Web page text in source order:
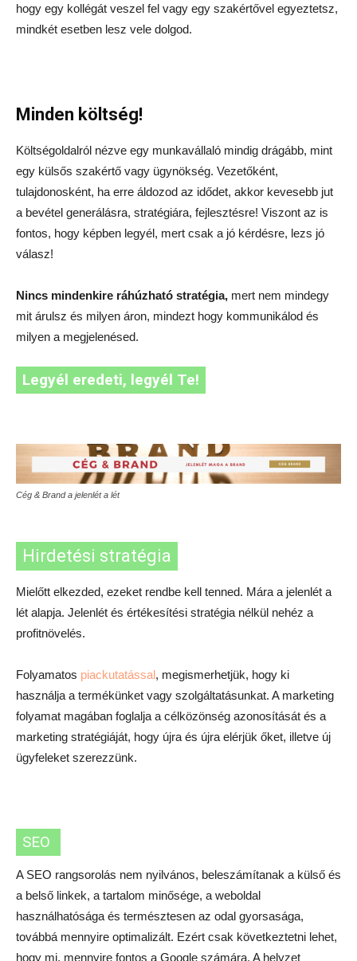
hogy egy kollégát veszel fel vagy egy szakértővel egyeztetsz,
mindkét esetben lesz vele dolgod.
Minden költség!
Költségoldalról nézve egy munkavállaló mindig drágább, mint
egy külsős szakértő vagy ügynökség. Vezetőként,
tulajdonosként, ha erre áldozod az idődet, akkor kevesebb jut
a bevétel generálásra, stratégiára, fejlesztésre! Viszont az is
fontos, hogy képben legyél, mert csak a jó kérdésre, lezs jó
válasz!
Nincs mindenkire ráhúzható stratégia, mert nem mindegy
mit árulsz és milyen áron, mindezt hogy kommunikálod és
milyen a megjelenésed.
Legyél eredeti, legyél Te!
Cég & Brand a jelenlét a lét
Hirdetési stratégia
Mielőtt elkezded, ezeket rendbe kell tenned. Mára a jelenlét a
lét alapja. Jelenlét és értékesítési stratégia nélkül nehéz a
profitnövelés.
Folyamatos piackutatással, megismerhetjük, hogy ki
használja a termékünket vagy szolgáltatásunkat. A marketing
folyamat magában foglalja a célközönség azonosítását és a
marketing stratégiáját, hogy újra és újra elérjük őket, illetve új
ügyfeleket szerezzünk.
SEO
A SEO rangsorolás nem nyilvános, beleszámítanak a külső és
a belső linkek, a tartalom minősége, a weboldal
használhatósága és természtesen az odal gyorsasága,
továbbá mennyire optimalizált. Ezért csak következtetni lehet,
hogy mi, mennyire fontos a Google számára. A helyzet